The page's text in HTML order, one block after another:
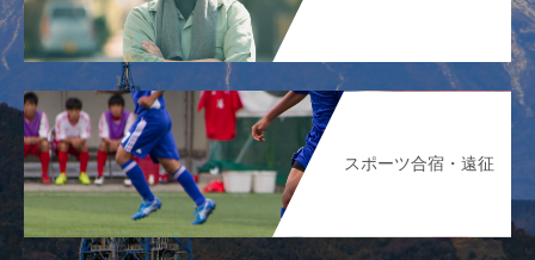
スポーツ合宿・遠征